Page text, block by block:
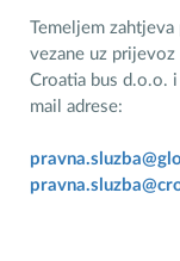
Temeljem
vezane uz
Croatia bus d.o.o.
mail adrese: